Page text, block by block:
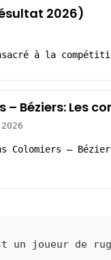
2026)
à la
– Béziers: Les
Colomiers –
un joueur de